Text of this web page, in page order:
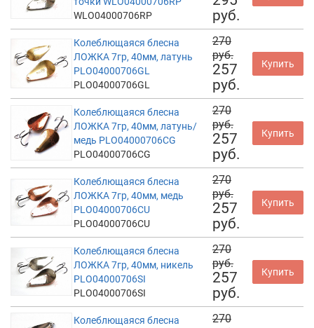
WLO04000706RP
руб.
Колеблющаяся блесна
ЛОЖКА 7гр, 40мм, латунь
PLO04000706GL
PLO04000706GL
270
руб.
257
руб.
Купить
Колеблющаяся блесна
ЛОЖКА 7гр, 40мм, латунь/
медь PLO04000706CG
PLO04000706CG
270
руб.
257
руб.
Купить
Колеблющаяся блесна
ЛОЖКА 7гр, 40мм, медь
PLO04000706CU
PLO04000706CU
270
руб.
257
руб.
Купить
Колеблющаяся блесна
ЛОЖКА 7гр, 40мм, никель
PLO04000706SI
PLO04000706SI
270
руб.
257
руб.
Купить
Колеблющаяся блесна
270